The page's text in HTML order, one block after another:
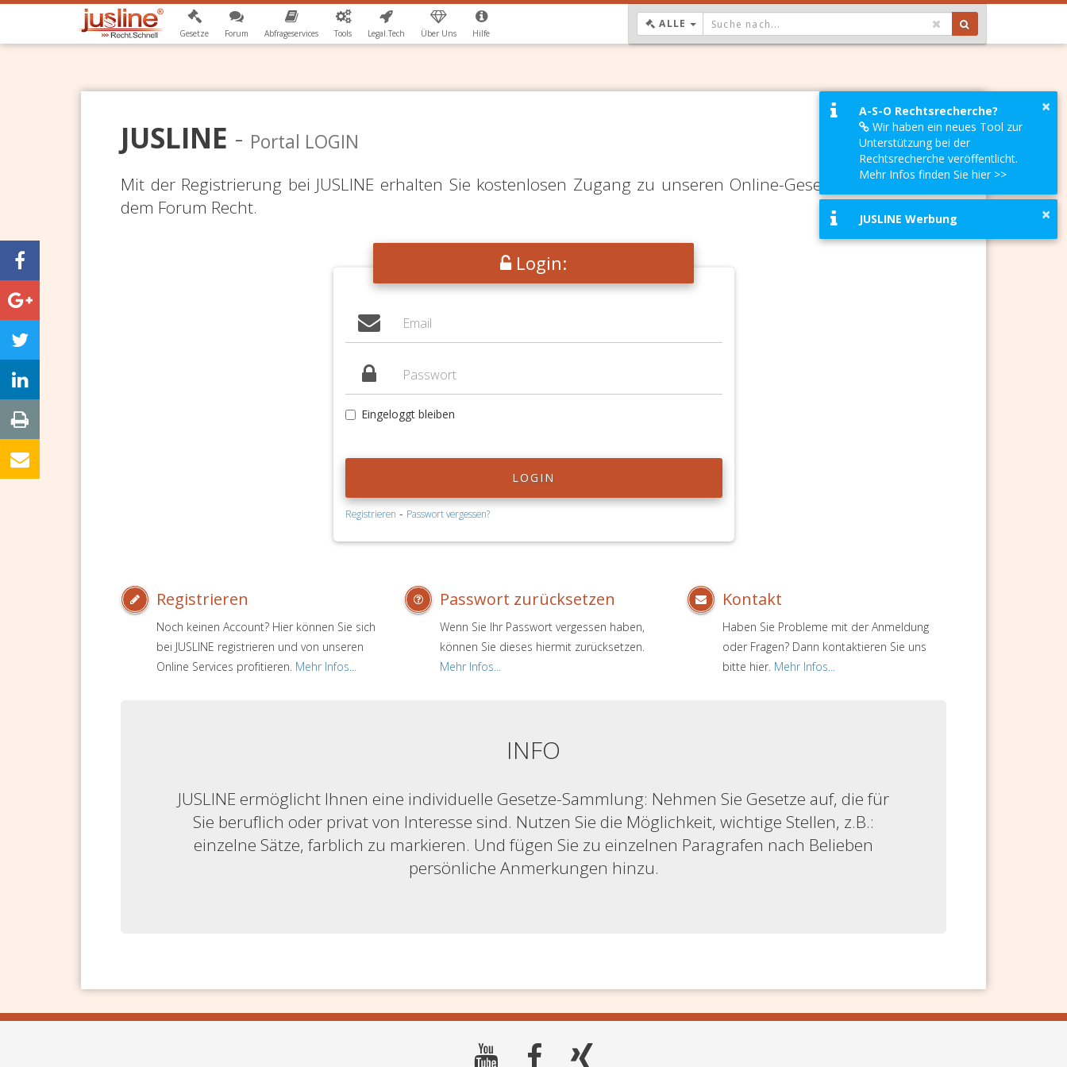
Gesetze Forum Abfrageservices Tools Legal.Tech Über Uns Hilfe
ALLE DROPDOWN: GEWÄHLTER WERT IST ALLE
JUSLINE - Portal LOGIN
Mit der Registrierung bei JUSLINE erhalten Sie kostenlosen Zugang zu unseren Online-Gesetze-Services und
dem Forum Recht.
Login:
Eingeloggt bleiben
LOGIN
Registrieren - Passwort vergessen?
Registrieren
Noch keinen Account? Hier können Sie sich
bei JUSLINE registrieren und von unseren
Online Services profitieren. Mehr Infos...
Passwort zurücksetzen
Wenn Sie Ihr Passwort vergessen haben,
können Sie dieses hiermit zurücksetzen.
Mehr Infos...
Kontakt
Haben Sie Probleme mit der Anmeldung
oder Fragen? Dann kontaktieren Sie uns
bitte hier. Mehr Infos...
INFO
JUSLINE ermöglicht Ihnen eine individuelle Gesetze-Sammlung: Nehmen Sie Gesetze auf, die für
Sie beruflich oder privat von Interesse sind. Nutzen Sie die Möglichkeit, wichtige Stellen, z.B.:
einzelne Sätze, farblich zu markieren. Und fügen Sie zu einzelnen Paragrafen nach Belieben
persönliche Anmerkungen hinzu.
×
A-S-O Rechtsrecherche?
Wir haben ein neues Tool zur
Unterstützung bei der
Rechtsrecherche veröffentlicht.
Mehr Infos finden Sie hier >>
×
JUSLINE Werbung